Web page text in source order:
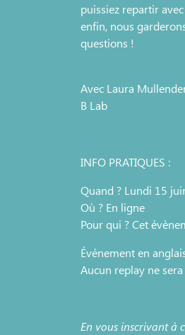
puissiez repartir
enfin, nous
questions !
Avec Laura
B Lab
INFO PRATIQUES :
Quand ? Lundi 15
Où ? En ligne
Pour qui ? Cet
Événement en
Aucun replay ne
En vous inscrivant à